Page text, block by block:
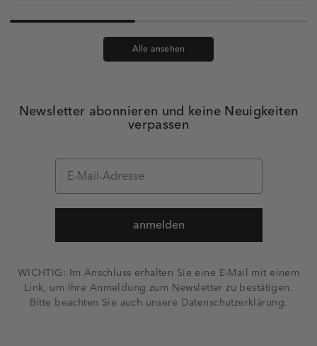
Alle ansehen
Newsletter abonnieren und keine Neuigkeiten
verpassen
anmelden
WICHTIG: Im Anschluss erhalten Sie eine E-Mail mit einem
Link, um Ihre Anmeldung zum Newsletter zu bestätigen.
Bitte beachten Sie auch unsere Datenschutzerklärung.